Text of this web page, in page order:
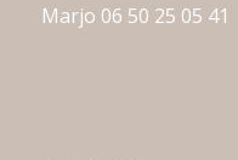
Marjo 06 50 25 05 41